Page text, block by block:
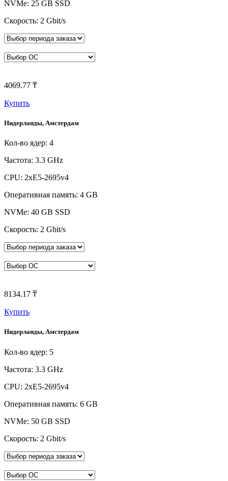
NVMe: 25 GB SSD
Скорость: 2 Gbit/s
4069.77 ₸
Купить
Нидерланды, Амстердам
Кол-во ядер: 4
Частота: 3.3 GHz
CPU: 2xE5-2695v4
Оперативная память: 4 GB
NVMe: 40 GB SSD
Скорость: 2 Gbit/s
8134.17 ₸
Купить
Нидерланды, Амстердам
Кол-во ядер: 5
Частота: 3.3 GHz
CPU: 2xE5-2695v4
Оперативная память: 6 GB
NVMe: 50 GB SSD
Скорость: 2 Gbit/s